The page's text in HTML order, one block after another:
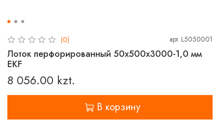
(0) арт. L5050001
Лоток перфорированный 50х500х3000-1,0 мм
EKF
8 056.00 kzt.
В корзину